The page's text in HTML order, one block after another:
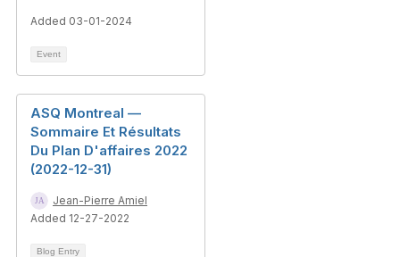
Added 03-01-2024
Event
ASQ Montreal —
Sommaire Et Résultats
Du Plan D'affaires 2022
(2022-12-31)
Jean-Pierre Amiel
Added 12-27-2022
Blog Entry